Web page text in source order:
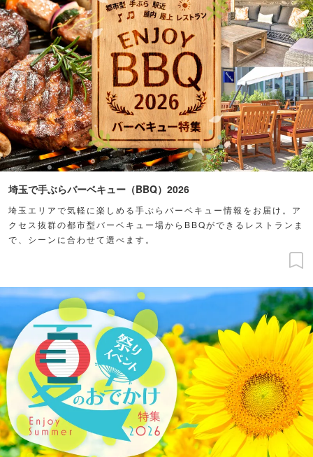
埼玉で手ぶらバーベキュー（BBQ）2026
埼玉エリアで気軽に楽しめる手ぶらバーベキュー情報をお届け。ア
クセス抜群の都市型バーベキュー場からBBQができるレストランま
で、シーンに合わせて選べます。